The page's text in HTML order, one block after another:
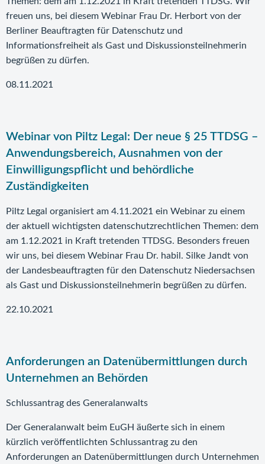
freuen uns, bei diesem Webinar Frau Dr. Herbort von der
Berliner Beauftragten für Datenschutz und
Informationsfreiheit als Gast und Diskussionsteilnehmerin
begrüßen zu dürfen.
08.11.2021
Webinar von Piltz Legal: Der neue § 25 TTDSG –
Anwendungsbereich, Ausnahmen von der
Einwilligungspflicht und behördliche
Zuständigkeiten
Piltz Legal organisiert am 4.11.2021 ein Webinar zu einem
der aktuell wichtigsten datenschutzrechtlichen Themen: dem
am 1.12.2021 in Kraft tretenden TTDSG. Besonders freuen
wir uns, bei diesem Webinar Frau Dr. habil. Silke Jandt von
der Landesbeauftragten für den Datenschutz Niedersachsen
als Gast und Diskussionsteilnehmerin begrüßen zu dürfen.
22.10.2021
Anforderungen an Datenübermittlungen durch
Unternehmen an Behörden
Schlussantrag des Generalanwalts
Der Generalanwalt beim EuGH äußerte sich in einem
kürzlich veröffentlichten Schlussantrag zu den
Anforderungen an Datenübermittlungen durch Unternehmen